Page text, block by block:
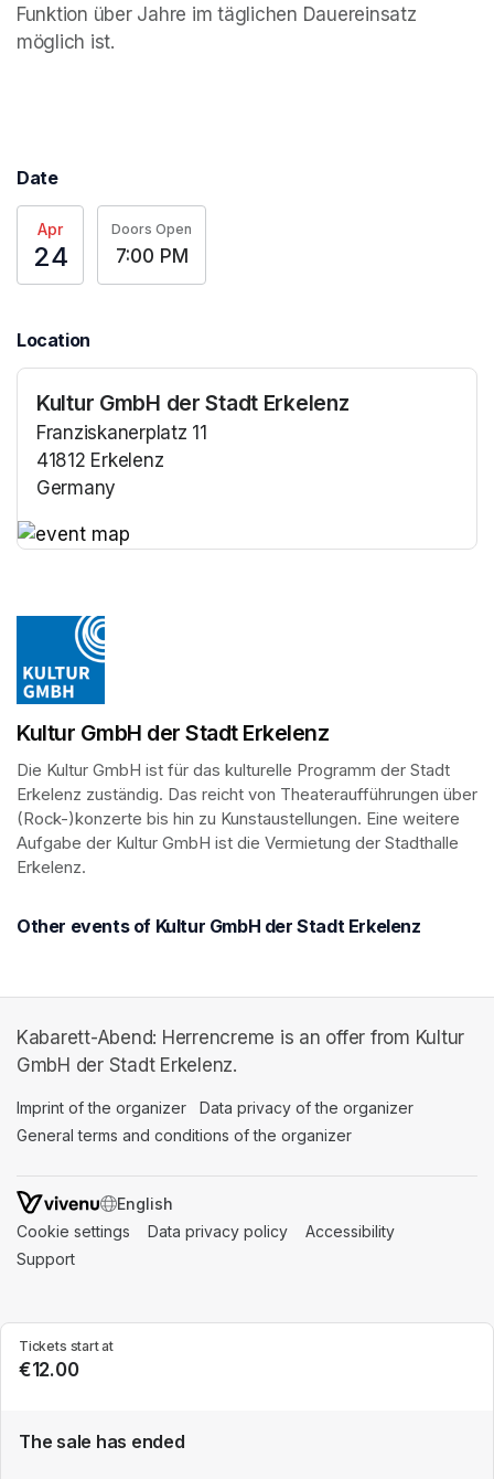
Funktion über Jahre im täglichen Dauereinsatz
möglich ist.
Date
Apr
24
Doors Open
7:00 PM
Location
Kultur GmbH der Stadt Erkelenz
Franziskanerplatz 11
41812 Erkelenz
Germany
Tickets start at
€12.00
The sale has ended
Kultur GmbH der Stadt Erkelenz
Die Kultur GmbH ist für das kulturelle Programm der Stadt
Erkelenz zuständig. Das reicht von Theateraufführungen über
(Rock-)konzerte bis hin zu Kunstaustellungen. Eine weitere
Aufgabe der Kultur GmbH ist die Vermietung der Stadthalle
Erkelenz.
Other events of Kultur GmbH der Stadt Erkelenz
Kabarett-Abend: Herrencreme is an offer from Kultur
GmbH der Stadt Erkelenz.
Imprint of the organizer (opens in a new tab)
Data privacy of the organizer
General terms and conditions of the organizer
SWITCH LANGUAGE
Cookie settings (opens in a new tab)
Data privacy policy (opens in a new tab)
Accessibility
Support